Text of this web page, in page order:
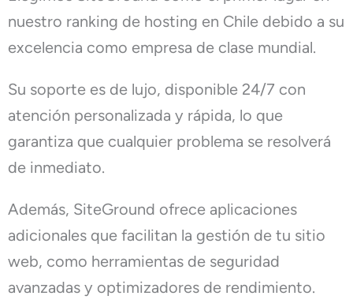
nuestro ranking de hosting en Chile debido a su
excelencia como empresa de clase mundial.
Su soporte es de lujo, disponible 24/7 con
atención personalizada y rápida, lo que
garantiza que cualquier problema se resolverá
de inmediato.
Además, SiteGround ofrece aplicaciones
adicionales que facilitan la gestión de tu sitio
web, como herramientas de seguridad
avanzadas y optimizadores de rendimiento.